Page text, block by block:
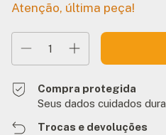
Atenção, última peça!
Compra protegida
Seus dados cuidados
Trocas e devoluções